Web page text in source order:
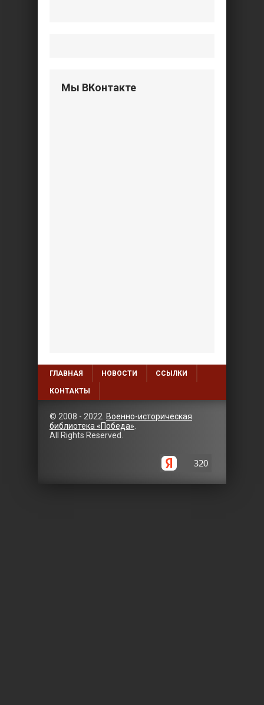
Мы ВКонтакте
ГЛАВНАЯ НОВОСТИ ССЫЛКИ
КОНТАКТЫ
© 2008 - 2022 Военно-историческая
библиотека «Победа»
All Rights Reserved.